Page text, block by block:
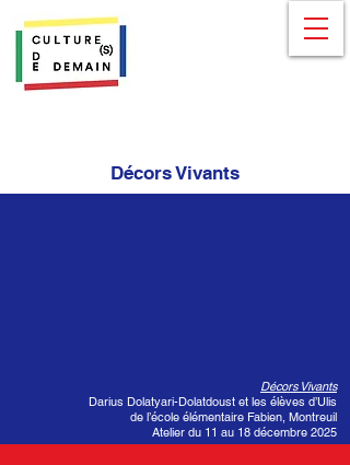
Décors Vivants
Décors Vivants
Darius Dolatyari-Dolatdoust et les élèves d’Ulis
de l’école élémentaire Fabien, Montreuil
Atelier du 11 au 18 décembre 2025